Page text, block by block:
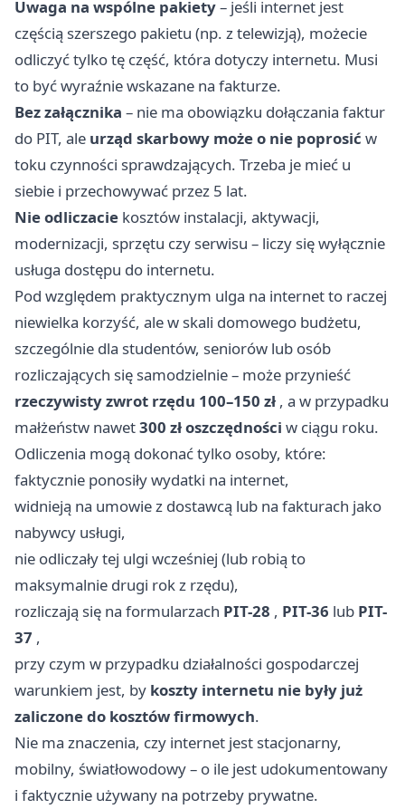
Uwaga na wspólne pakiety– jeśli internet jest
częścią szerszego pakietu (np. z telewizją), możecie
odliczyć tylko tę część, która dotyczy internetu. Musi
to być wyraźnie wskazane na fakturze.
Bez załącznika – nie ma obowiązku dołączania faktur
do PIT, ale urząd skarbowy może o nie poprosić w
toku czynności sprawdzających. Trzeba je mieć u
siebie i przechowywać przez 5 lat.
Nie odliczacie kosztów instalacji, aktywacji,
modernizacji, sprzętu czy serwisu – liczy się wyłącznie
usługa dostępu do internetu.
Pod względem praktycznym ulga na internet to raczej
niewielka korzyść, ale w skali domowego budżetu,
szczególnie dla studentów, seniorów lub osób
rozliczających się samodzielnie – może przynieść
rzeczywisty zwrot rzędu 100–150 zł , a w przypadku
małżeństw nawet300 zł oszczędności w ciągu roku.
Odliczenia mogą dokonać tylko osoby, które:
faktycznie ponosiły wydatki na internet,
widnieją na umowie z dostawcą lub na fakturach jako
nabywcy usługi,
nie odliczały tej ulgi wcześniej (lub robią to
maksymalnie drugi rok z rzędu),
rozliczają się na formularzach PIT-28 , PIT-36 lub PIT-
37 ,
przy czym w przypadku działalności gospodarczej
warunkiem jest, by koszty internetu nie były już
zaliczone do kosztów firmowych.
Nie ma znaczenia, czy internet jest stacjonarny,
mobilny, światłowodowy – o ile jest udokumentowany
i faktycznie używany na potrzeby prywatne.